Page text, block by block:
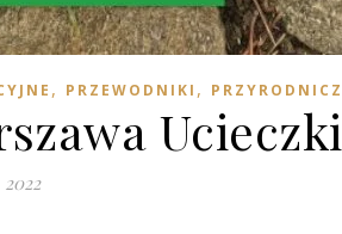
, PRZEWODNIKI ,